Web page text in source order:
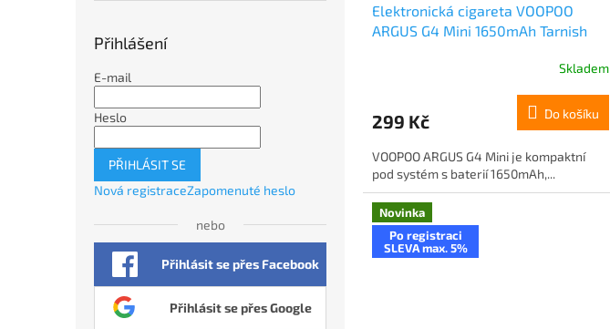
Přihlášení
E-mail
Heslo
PŘIHLÁSIT SE
Nová registraceZapomenuté heslo
nebo
Přihlásit se přes Facebook
Přihlásit se přes Google
Elektronická cigareta VOOPOO
ARGUS G4 Mini 1650mAh Tarnish
Skladem
299 Kč Do košíku
VOOPOO ARGUS G4 Mini je kompaktní
pod systém s baterií 1650mAh,...
Novinka
Po registraci
SLEVA max. 5%